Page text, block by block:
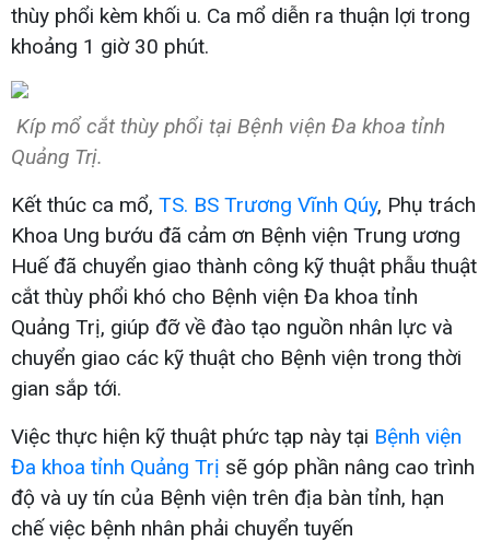
thùy phổi kèm khối u. Ca mổ diễn ra thuận lợi trong
khoảng 1 giờ 30 phút.
Kíp mổ cắt thùy phổi tại Bệnh viện Đa khoa tỉnh
Quảng Trị.
Kết thúc ca mổ, TS. BS Trương Vĩnh Qúy, Phụ trách
Khoa Ung bướu đã cảm ơn Bệnh viện Trung ương
Huế đã chuyển giao thành công kỹ thuật phẫu thuật
cắt thùy phổi khó cho Bệnh viện Đa khoa tỉnh
Quảng Trị, giúp đỡ về đào tạo nguồn nhân lực và
chuyển giao các kỹ thuật cho Bệnh viện trong thời
gian sắp tới.
Việc thực hiện kỹ thuật phức tạp này tại Bệnh viện
Đa khoa tỉnh Quảng Trị sẽ góp phần nâng cao trình
độ và uy tín của Bệnh viện trên địa bàn tỉnh, hạn
chế việc bệnh nhân phải chuyển tuyến